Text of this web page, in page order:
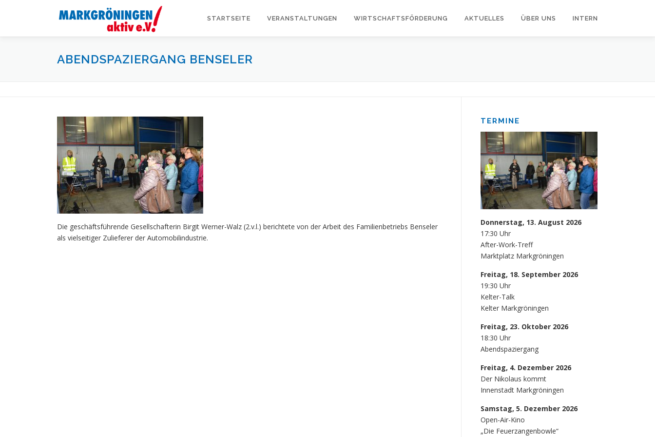
STARTSEITE VERANSTALTUNGEN WIRTSCHAFTSFÖRDERUNG AKTUELLES ÜBER UNS INTERN
ABENDSPAZIERGANG BENSELER
Die geschäftsführende Gesellschafterin Birgit Werner-Walz (2.v.l.) berichtete von der Arbeit des Familienbetriebs Benseler
als vielseitiger Zulieferer der Automobilindustrie.
TERMINE
Donnerstag, 13. August 2026
17:30 Uhr
After-Work-Treff
Marktplatz Markgröningen
Freitag, 18. September 2026
19:30 Uhr
Kelter-Talk
Kelter Markgröningen
Freitag, 23. Oktober 2026
18:30 Uhr
Abendspaziergang
Freitag, 4. Dezember 2026
Der Nikolaus kommt
Innenstadt Markgröningen
Samstag, 5. Dezember 2026
Open-Air-Kino
„Die Feuerzangenbowle“